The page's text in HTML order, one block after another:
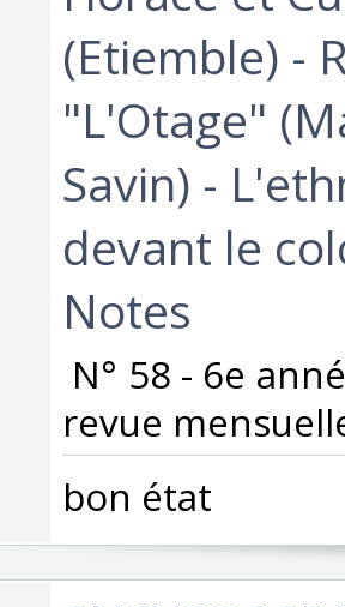
(Etiemble) -
"L'Otage"
Savin) -
devant le
Notes‎
N° 58 - 6e
revue
‎bon état ‎